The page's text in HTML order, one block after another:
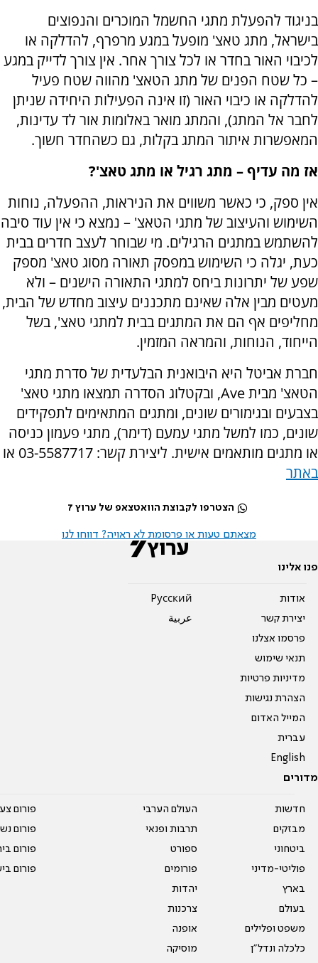
בניגוד להפעלת מתגי החשמל המוכרים והנפוצים
בישראל, מתג טאצ' מופעל במגע מרפרף, להדלקה או
לכיבוי האור בחדר או לכל צורך אחר. אין צורך לדייק במגע
– כל שטח הפנים של מתג הטאצ' מהווה שטח פעיל
להדלקה או כיבוי האור (זו אינה הפעילות היחידה שניתן
לחבר אל המתג), והמתג מואר באלומות אור לד עדינות,
המאפשרות איתור המתג בקלות, גם כשהחדר חשוך.
אז מה עדיף – מתג רגיל או מתג טאצ'?
אין ספק, כי כאשר משווים את הניראות, ההפעלה, נוחות
השימוש והעיצוב של מתגי הטאצ' – נמצא כי אין עוד סיבה
להשתמש במתגים הרגילים. מי שבוחר לעצב חדרים בבית
כעת, יגלה כי השימוש במפסק תאורה מסוג טאצ' מספק
שפע של יתרונות ביחס למתגי התאורה הישנים – ולא
מעטים מבין אלה שאינם מתכננים עיצוב מחדש של הבית,
מחליפים אף הם את המתגים בבית למתגי טאצ', בשל
הייחוד, הנוחות, והמראה המזמין.
חברת אביטל היא היבואנית הבלעדית של סדרת מתגי
הטאצ' מביתAve, ובקטלוג הסדרה תמצאו מתגי טאצ'
בצבעים ובגימורים שונים, ומתגים המתאימים לתפקידים
שונים, כמו למשל מתגי עמעם (דימר), מתגי פעמון כניסה
או מתגים מותאמים אישית. ליצירת קשר: 03-5587717 או
באתר
הצטרפו לקבוצת הוואטצאפ של ערוץ 7
מצאתם טעות או פרסומת לא ראויה? דווחו לנו
פנו אלינו
אודות
יצירת קשר
פרסמו אצלנו
תנאי שימוש
מדיניות פרטיות
הצהרת נגישות
המייל האדום
עברית
English
Pусский
عربية
מדורים
חדשות
מבזקים
ביטחוני
פוליטי-מדיני
בארץ
בעולם
משפט ופלילים
כלכלה ונדל"ן
העולם הערבי
תרבות ופנאי
ספורט
פורומים
יהדות
צרכנות
אופנה
מוסיקה
פורום
פורום
פורום
פורום